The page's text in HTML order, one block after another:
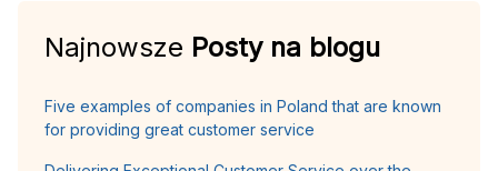
Najnowsze Posty na blogu
Five examples of companies in Poland that are known
for providing great customer service